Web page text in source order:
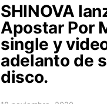
SHINOVA
Apostar Por
single y
adelanto de
disco.